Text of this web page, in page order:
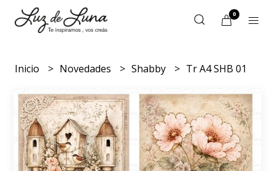
0
Inicio Novedades Shabby Tr A4 SHB 01